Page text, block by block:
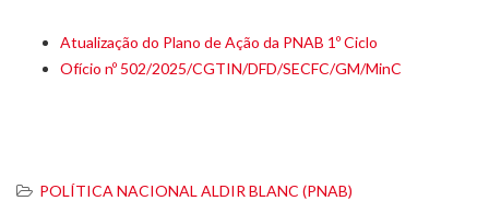
Atualização do Plano de Ação da PNAB 1º Ciclo
Ofício nº 502/2025/CGTIN/DFD/SECFC/GM/MinC
POLÍTICA NACIONAL ALDIR BLANC (PNAB)